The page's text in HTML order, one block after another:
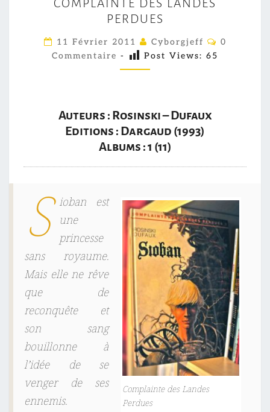
O
M
P
L
A
T
E
D
E
L
A
N
D
P
E
R
D
U
S
COMPLAINTE DES LANDES
PERDUES
11 Février 2011 Cyborgjeff
C
M
0
Commentaire - Post Views: 65
Auteurs : Rosinski – Dufaux
Editions : Dargaud (1993)
Albums : 1 (11)
Complainte des Landes
Perdues
S ioban est
une
princesse
sans royaume.
Mais elle ne rêve
que de
reconquête et
son sang
bouillonne à
l’idée de se
venger de ses
ennemis.